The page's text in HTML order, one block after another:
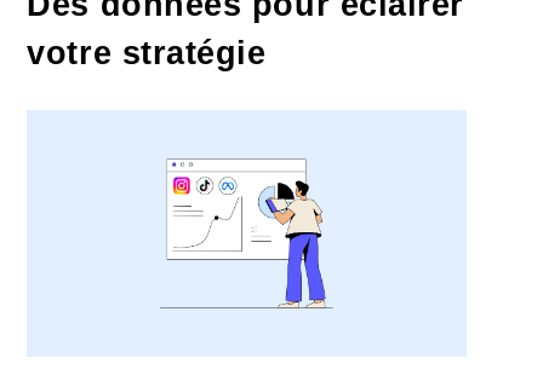
votre stratégie